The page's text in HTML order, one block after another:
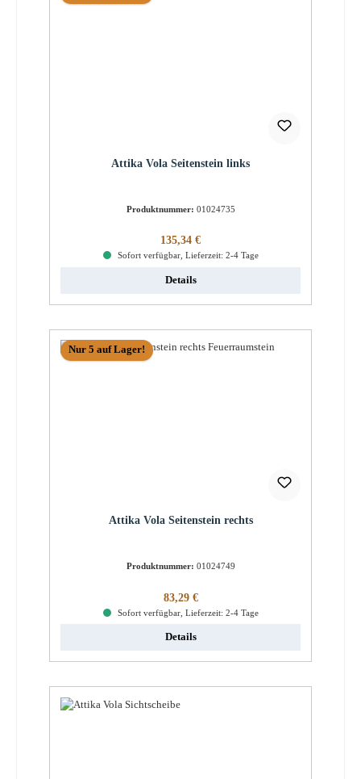
Attika Vola Seitenstein links
Produktnummer: 01024735
Regulärer Preis:
135,34 €
Sofort verfügbar, Lieferzeit: 2-4 Tage
Details
Nur 5 auf Lager!
Attika Vola Seitenstein rechts
Produktnummer: 01024749
Regulärer Preis:
83,29 €
Sofort verfügbar, Lieferzeit: 2-4 Tage
Details